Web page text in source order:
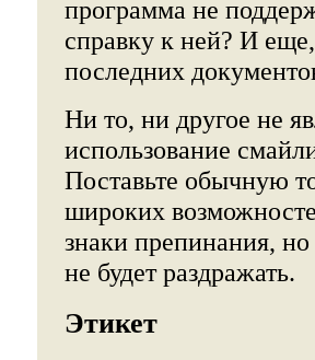
программа не
справку к ней? И
последних
Ни то, ни другое не
использование
Поставьте обычную
широких
знаки препинания, но
не будет раздражать.
Этикет